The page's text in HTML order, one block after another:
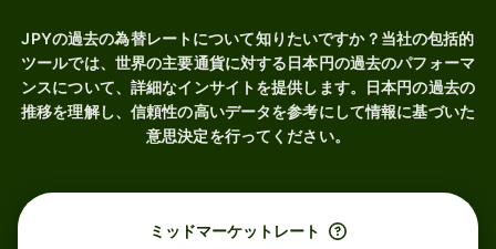
JPYの過去の為替レートについて知りたいですか？当社の包括的
ツールでは、世界の主要通貨に対する日本円の過去のパフォーマ
ンスについて、詳細なインサイトを提供します。日本円の過去の
推移を理解し、信頼性の高いデータを参考にして情報に基づいた
意思決定を行ってください。
ミッドマーケットレート